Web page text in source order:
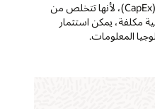
تقدم السحابة بديلاً لـ EPM بتكلفة معقولة مما يعمل على خفض كل من النفقات التشغيلية (OpEx) ونفقات رأس المال (CapEx)، لأنها تتخلص من
مكلفة، يمكن استثمار
المعلومات.